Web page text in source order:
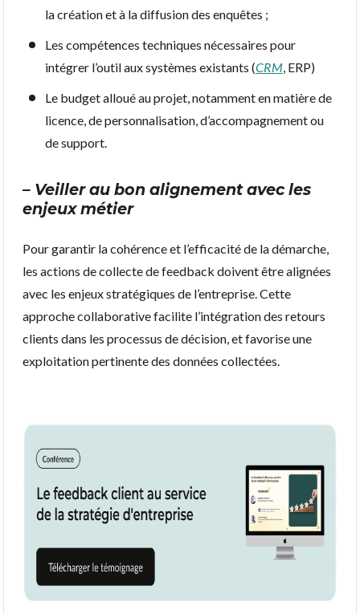
la création et à la diffusion des enquêtes ;
Les compétences techniques nécessaires pour
intégrer l’outil aux systèmes existants (CRM , ERP)
Le budget alloué au projet, notamment en matière de
licence, de personnalisation, d’accompagnement ou
de support.
– Veiller au bon alignement avec les
enjeux métier
Pour garantir la cohérence et l’efficacité de la démarche,
les actions de collecte de feedback doivent être alignées
avec les enjeux stratégiques de l’entreprise. Cette
approche collaborative facilite l’intégration des retours
clients dans les processus de décision, et favorise une
exploitation pertinente des données collectées.